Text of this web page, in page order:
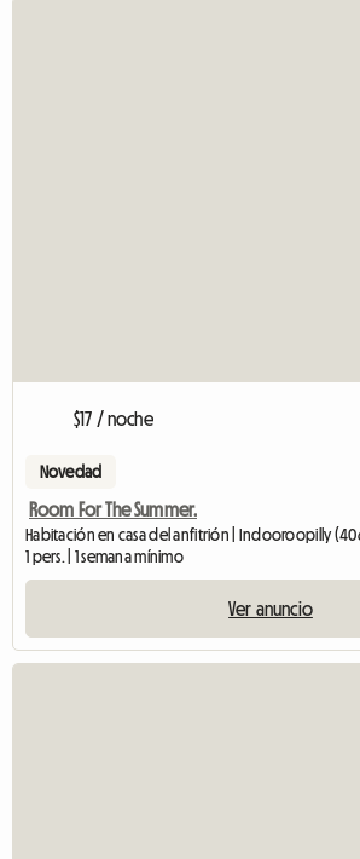
$17 / noche
Novedad
Room For The Summer.
Habitación en casa del anfitrión | Indooroopilly
1 pers. | 1 semana mínimo
Ver anuncio